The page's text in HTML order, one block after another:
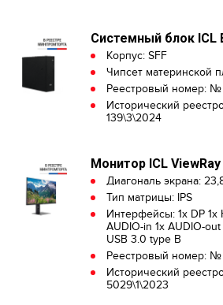
Системный блок ICL
Корпус: SFF
Чипсет материнской
Реестровый номер: №
Исторический
139\3\2024
Монитор ICL ViewRay
Диагональ экрана:
Тип матрицы: IPS
Интерфейсы: 1x DP 1x
AUDIO-in 1x AUDIO-
USB 3.0 type B
Реестровый номер: №
Исторический
5029\1\2023